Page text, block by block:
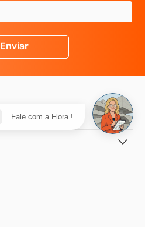
Enviar
Fale com a Flora !